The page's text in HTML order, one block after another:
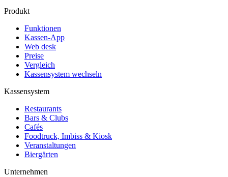
Produkt
Funktionen
Kassen-App
Web desk
Preise
Vergleich
Kassensystem wechseln
Kassensystem
Restaurants
Bars & Clubs
Cafés
Foodtruck, Imbiss & Kiosk
Veranstaltungen
Biergärten
Unternehmen